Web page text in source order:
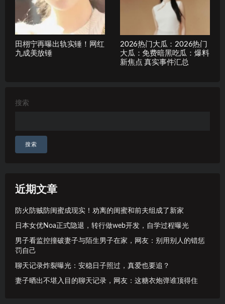
田栩宁再曝出轨实锤！网红
九成美放锤
2026热门大瓜：2026热门
大瓜：免费暗黑吃瓜：爆料
新焦点 真实事件汇总
搜索
搜索
近期文章
防火防贼防闺蜜成现实！劝离的闺蜜和前夫组成了新家
日本女优Noa正式隐退，转行做web开发，自学过程曝光
男子看监控撞破妻子与陌生男子在家，网友：别用别人的错惩
罚自己
聊天记录炸裂曝光：安稳日子照过，真爱也要追？
妻子晒出不堪入目的聊天记录，网友：这糖衣炮弹谁顶得住